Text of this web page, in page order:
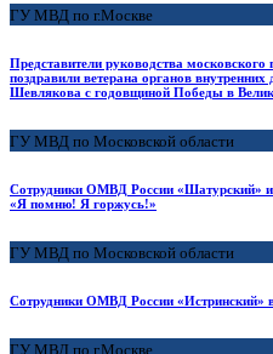
ГУ МВД по г.Москве
Представители руководства
поздравили ветерана органов
Шевлякова с годовщиной Победы в
ГУ МВД по Московской области
Сотрудники ОМВД России «Шатурский» и
«Я помню! Я горжусь!»
ГУ МВД по Московской области
Сотрудники ОМВД России «Истринский»
ГУ МВД по г.Москве